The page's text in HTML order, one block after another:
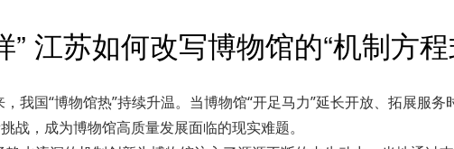
江苏如何改写博物馆的“机制方程
我国“博物馆热”持续升温。当博物馆“开足马力”延长开放、拓展服
，成为博物馆高质量发展面临的现实难题。